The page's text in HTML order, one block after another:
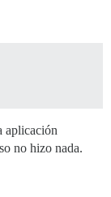
aplicación
no hizo nada.